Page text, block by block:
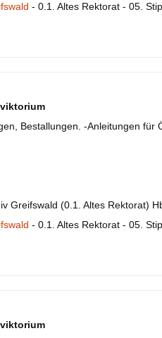
- 0.1. Altes Rektorat - 05.
Bestallungen. -Anleitungen für
Greifswald (0.1. Altes Rektorat)
- 0.1. Altes Rektorat - 05.